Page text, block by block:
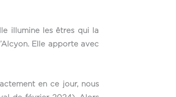
illumine les êtres qui la
Elle apporte avec
en ce jour, nous